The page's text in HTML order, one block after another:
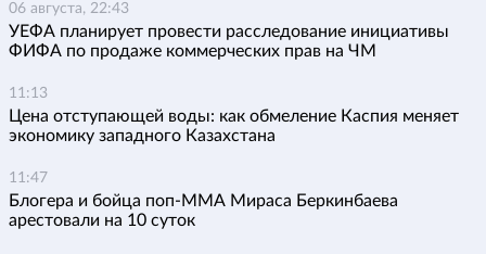
06 августа, 22:43
УЕФА планирует провести расследование инициативы
ФИФА по продаже коммерческих прав на ЧМ
11:13
Цена отступающей воды: как обмеление Каспия меняет
экономику западного Казахстана
11:47
Блогера и бойца поп-ММА Мираса Беркинбаева
арестовали на 10 суток